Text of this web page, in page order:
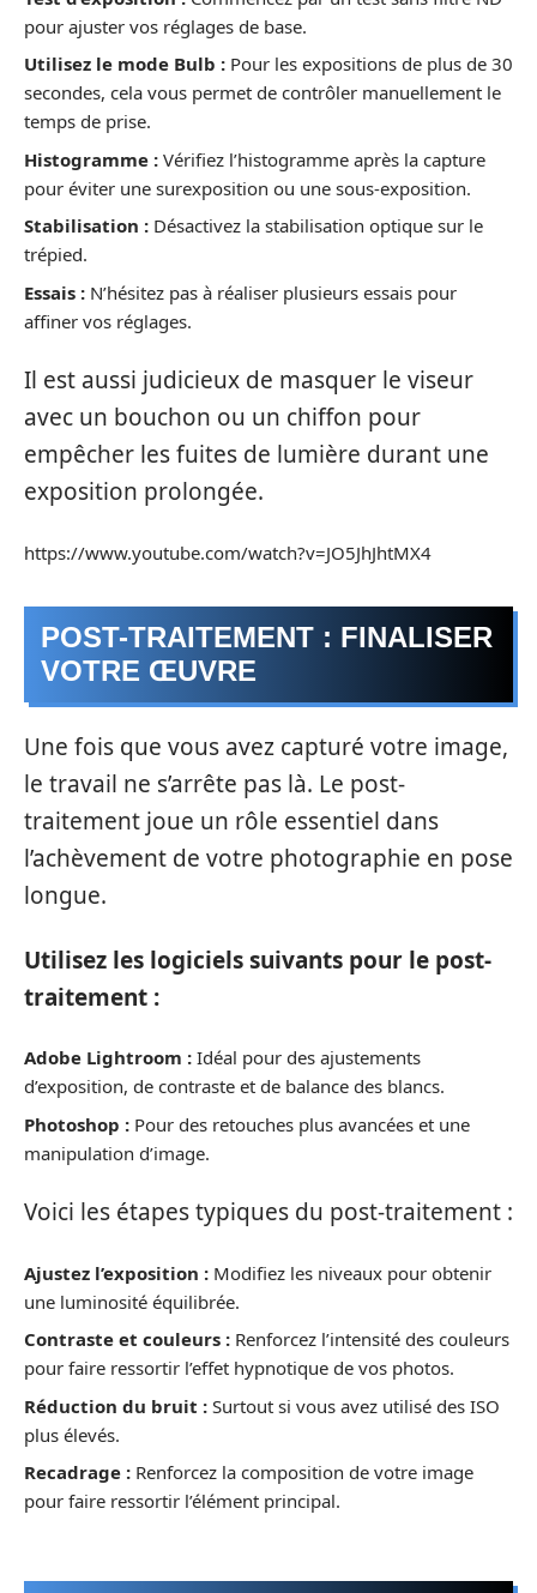
pour ajuster vos réglages de base.
Utilisez le mode Bulb : Pour les expositions de plus de 30
secondes, cela vous permet de contrôler manuellement le
temps de prise.
Histogramme : Vérifiez l’histogramme après la capture
pour éviter une surexposition ou une sous-exposition.
Stabilisation : Désactivez la stabilisation optique sur le
trépied.
Essais : N’hésitez pas à réaliser plusieurs essais pour
affiner vos réglages.
Il est aussi judicieux de masquer le viseur
avec un bouchon ou un chiffon pour
empêcher les fuites de lumière durant une
exposition prolongée.
https://www.youtube.com/watch?v=JO5JhJhtMX4
POST-TRAITEMENT : FINALISER
VOTRE ŒUVRE
Une fois que vous avez capturé votre image,
le travail ne s’arrête pas là. Le post-
traitement joue un rôle essentiel dans
l’achèvement de votre photographie en pose
longue.
Utilisez les logiciels suivants pour le post-
traitement :
Adobe Lightroom : Idéal pour des ajustements
d’exposition, de contraste et de balance des blancs.
Photoshop : Pour des retouches plus avancées et une
manipulation d’image.
Voici les étapes typiques du post-traitement :
Ajustez l’exposition : Modifiez les niveaux pour obtenir
une luminosité équilibrée.
Contraste et couleurs : Renforcez l’intensité des couleurs
pour faire ressortir l’effet hypnotique de vos photos.
Réduction du bruit : Surtout si vous avez utilisé des ISO
plus élevés.
Recadrage : Renforcez la composition de votre image
pour faire ressortir l’élément principal.